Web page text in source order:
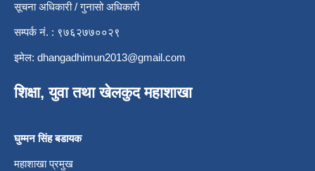
सूचना अधिकारी / गुनासो अधिकारी
सम्पर्क नं. : ९७६२७७००२९
इमेल: dhangadhimun2013@gmail.com
शिक्षा, युवा तथा खेलकुद महाशाखा
घुम्मन सिंह बडायक
महाशाखा प्रमुख